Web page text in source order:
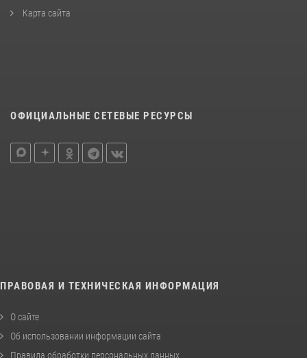
Карта сайта
ОФИЦИАЛЬНЫЕ СЕТЕВЫЕ РЕСУРСЫ
ПРАВОВАЯ И ТЕХНИЧЕСКАЯ ИНФОРМАЦИЯ
О сайте
Об использовании информации сайта
Правила обработки персональных данных